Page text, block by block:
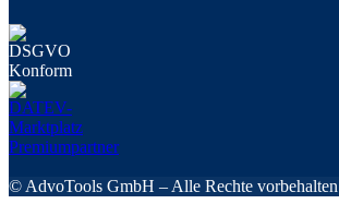
© AdvoTools GmbH – Alle Rechte vorbehalten